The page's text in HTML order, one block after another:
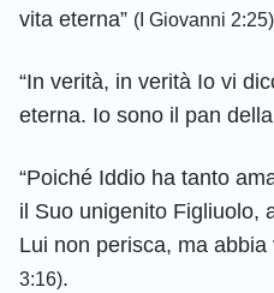
vita eterna” (I Giovanni 2:25)
“In verità, in verità Io vi
eterna. Io sono il pan della
“Poiché Iddio ha tanto
il Suo unigenito Figliuolo,
Lui non perisca, ma abbia
3:16).